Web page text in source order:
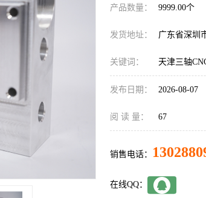
产品数量： 9999.00个
发货地址： 广东省深圳
关键词： 天津三轴
发布日期： 2026-08-07
阅 读 量： 67
销售电话：
在线QQ：